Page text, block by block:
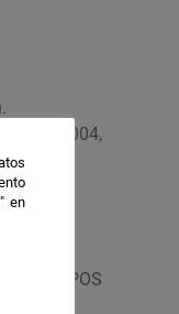
años 2004,
CAMPOS
en